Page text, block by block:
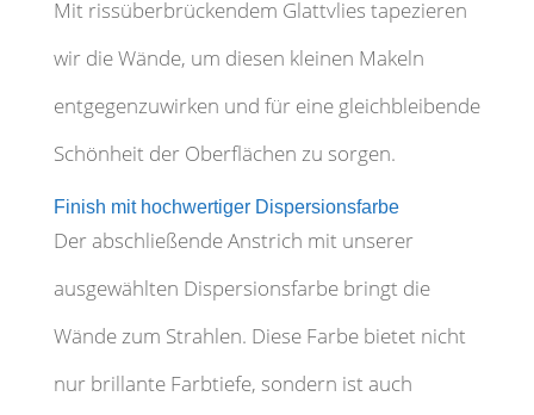
Mit rissüberbrückendem Glattvlies tapezieren
wir die Wände, um diesen kleinen Makeln
entgegenzuwirken und für eine gleichbleibende
Schönheit der Oberflächen zu sorgen.
Finish mit hochwertiger Dispersionsfarbe
Der abschließende Anstrich mit unserer
ausgewählten Dispersionsfarbe bringt die
Wände zum Strahlen. Diese Farbe bietet nicht
nur brillante Farbtiefe, sondern ist auch